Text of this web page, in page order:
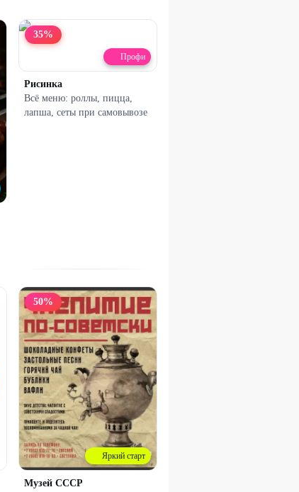
35%
Профи
Рисинка
Всё меню: роллы, пицца,
лапша, сеты при самовывозе
50%
Яркий старт
Музей СССР